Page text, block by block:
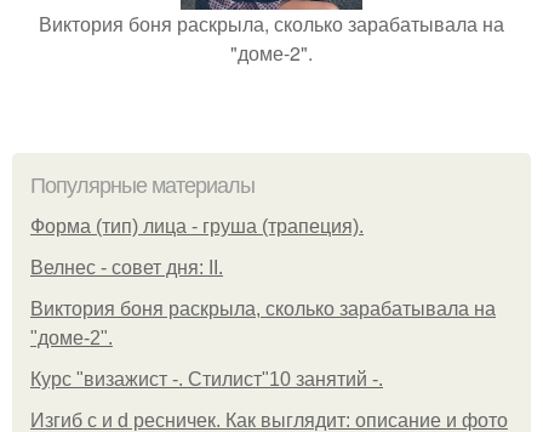
Виктория боня раскрыла, сколько зарабатывала на
"доме-2".
Популярные материалы
Форма (тип) лица - груша (трапеция).
Велнес - совет дня: II.
Виктория боня раскрыла, сколько зарабатывала на
"доме-2".
Курс "визажист -. Стилист"10 занятий -.
Изгиб c и d ресничек. Как выглядит: описание и фото